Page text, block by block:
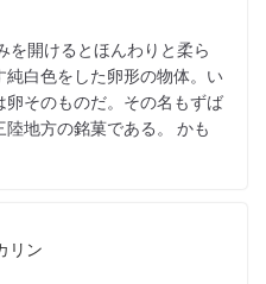
を開けるとほんわりと柔ら
白色をした卵形の物体。い
そのものだ。その名もずば
地方の銘菓である。 かも
リン